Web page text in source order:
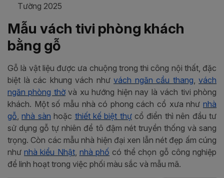
Tường 2025
Mẫu vách tivi phòng khách
bằng gỗ
Gỗ là vật liệu được ưa chuộng trong thi công nội thất, đặc
biệt là các khung vách như vách ngăn cầu thang vách
ngăn phòng thờvà xu hướng hiện nay là vách tivi phòng
khách. Một số mẫu nhà có phong cách cổ xưa như nhà
gỗ ,nhà sàn hoặc thiết kế biệt thựcổ điển thì nên đầu tư
sử dụng gỗ tự nhiên để tô đậm nét truyền thống và sang
trọng. Còn các mẫu nhà hiện đại xen lẫn nét đẹp ấm cúng
nhưnhà kiểu Nhật, nhà phố có thể chọn gỗ công nghiệp
để linh hoạt trong việc phối màu sắc và mẫu mã.